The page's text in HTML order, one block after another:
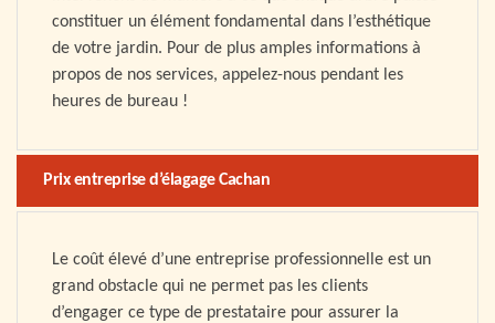
constituer un élément fondamental dans l’esthétique
de votre jardin. Pour de plus amples informations à
propos de nos services, appelez-nous pendant les
heures de bureau !
Prix entreprise d’élagage Cachan
Le coût élevé d’une entreprise professionnelle est un
grand obstacle qui ne permet pas les clients
d’engager ce type de prestataire pour assurer la